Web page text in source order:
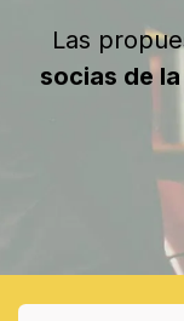
Las
socias de